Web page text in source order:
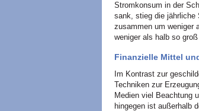
Stromkonsum in der
sank, stieg die jährliche
zusammen um weniger
weniger als halb so
Finanzielle Mittel
Im Kontrast zur
Techniken zur
Medien viel Beachtung
hingegen ist außerhalb